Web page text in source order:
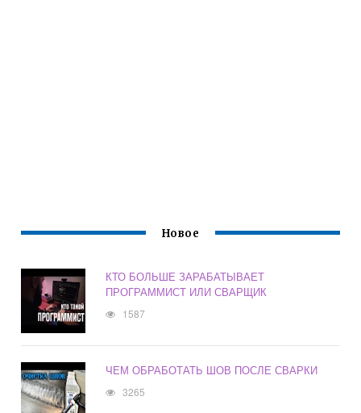
Новое
КТО БОЛЬШЕ ЗАРАБАТЫВАЕТ
ПРОГРАММИСТ ИЛИ СВАРЩИК
1587
ЧЕМ ОБРАБОТАТЬ ШОВ ПОСЛЕ СВАРКИ
3265